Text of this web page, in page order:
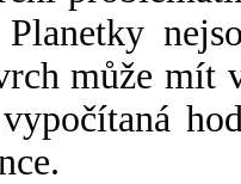
může mít